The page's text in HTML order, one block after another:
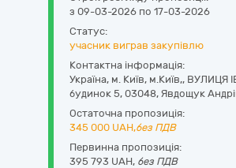
з 09-03-2026 по 17-03-2026
Статус:
учасник виграв закупівлю
Контактна інформація:
Україна, м. Київ, м.Київ,, ВУЛИЦЯ
будинок 5, 03048, Явдощук
Остаточна пропозиція:
345 000 UAH,без ПДВ
Первинна пропозиція:
395 793 UAH, без ПДВ